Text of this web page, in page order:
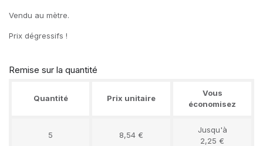
Vendu au mètre.
Prix dégressifs !
Remise sur la quantité
Quantité Prix unitaire
Vous
économisez
5 8,54 €
Jusqu'à
2,25 €